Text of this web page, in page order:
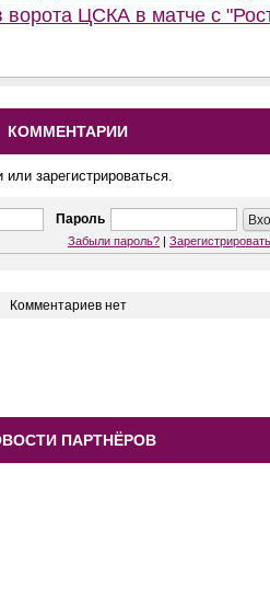
ворота ЦСКА в матче с
КОММЕНТАРИИ
или зарегистрироваться.
Пароль
Забыли пароль? |
Комментариев нет
ПАРТНЁРОВ